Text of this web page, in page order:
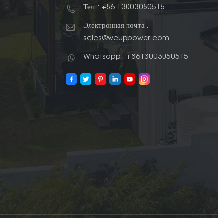
Тел. : +86 13003050515
Электронная почта :
sales@weuppower.com
Whatsapp : +8613003050515